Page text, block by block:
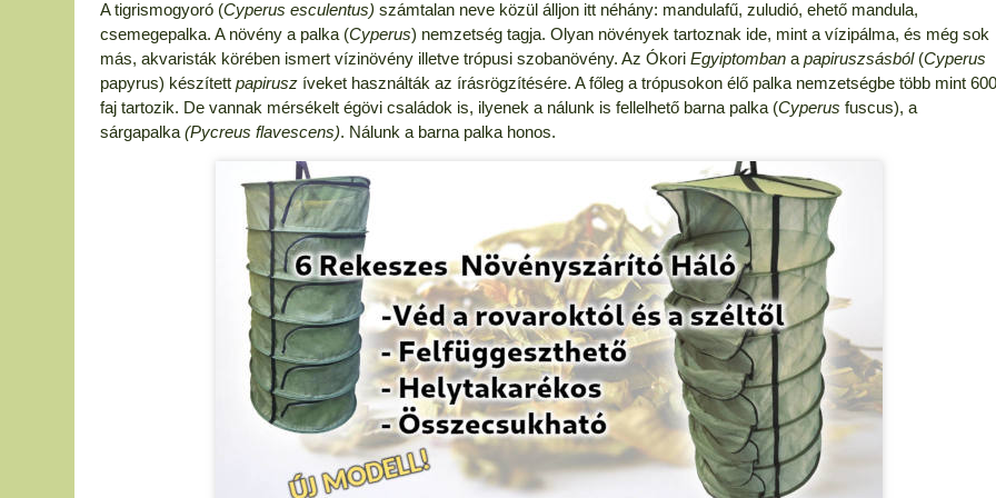
A tigrismogyoró (Cyperus esculentus) számtalan neve közül álljon itt néhány: mandulafű, zuludió, ehető mandula,
csemegepalka. A növény a palka (Cyperus) nemzetség tagja. Olyan növények tartoznak ide, mint a vízipálma, és még sok
más, akvaristák körében ismert vízinövény illetve trópusi szobanövény. Az Ókori Egyiptombanapapiruszsásból(Cyperus
papyrus) készített papiruszíveket használták az írásrögzítésére. A főleg a trópusokon élő palka nemzetségbe több mint 600
faj tartozik. De vannak mérsékelt égövi családok is, ilyenek a nálunk is fellelhető barna palka (Cyperus fuscus), a
sárgapalka(Pycreus flavescens). Nálunk a barna palka honos.